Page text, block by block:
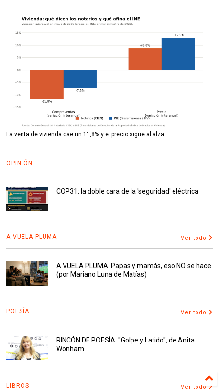
La venta de vivienda cae un 11,8% y el precio sigue al alza
OPINIÓN
COP31: la doble cara de la 'seguridad' eléctrica
A VUELA PLUMA Ver todo
A VUELA PLUMA. Papas y mamás, eso NO se hace
(por Mariano Luna de Matías)
POESÍA Ver todo
RINCÓN DE POESÍA. "Golpe y Latido", de Anita
Wonham
LIBROS Ver todo